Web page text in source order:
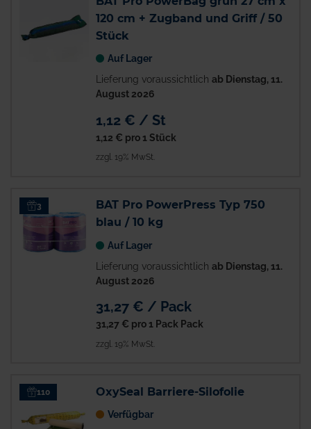
120 cm + Zugband und Griff / 50
Stück
Auf Lager
Lieferung voraussichtlich ab Dienstag, 11.
August 2026
1,12 € / St
1,12 € pro 1 Stück
zzgl. 19% MwSt.
3
BAT Pro PowerPress Typ 750
blau / 10 kg
Auf Lager
Lieferung voraussichtlich ab Dienstag, 11.
August 2026
31,27 € / Pack
31,27 € pro 1 Pack Pack
zzgl. 19% MwSt.
110 OxySeal Barriere-Silofolie
Verfügbar